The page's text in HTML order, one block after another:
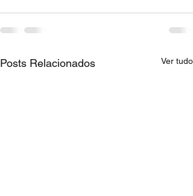
Posts Relacionados Ver tudo